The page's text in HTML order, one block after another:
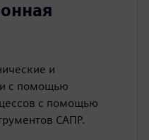
и
с помощью
с помощью
САПР.